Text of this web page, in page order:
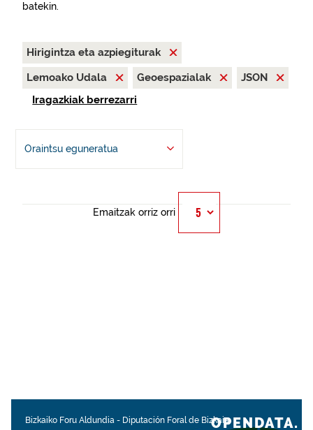
batekin.
Hirigintza eta azpiegiturak
Lemoako Udala
Geoespazialak
JSON
Iragazkiak berrezarri
Oraintsu eguneratua
Emaitzak orriz orri
Bizkaiko Foru Aldundia - Diputación Foral de BizkaiaOPENDATA.